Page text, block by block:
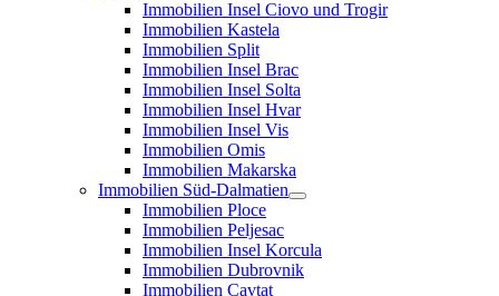
Immobilien Insel Ciovo und Trogir
Immobilien Kastela
Immobilien Split
Immobilien Insel Brac
Immobilien Insel Solta
Immobilien Insel Hvar
Immobilien Insel Vis
Immobilien Omis
Immobilien Makarska
Immobilien Süd-Dalmatien
Immobilien Ploce
Immobilien Peljesac
Immobilien Insel Korcula
Immobilien Dubrovnik
Immobilien Cavtat